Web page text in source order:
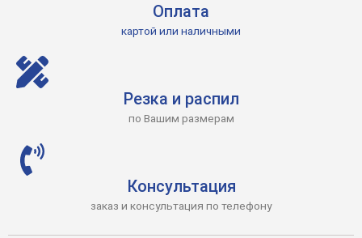
Оплата
картой или наличными
Резка и распил
по Вашим размерам
Консультация
заказ и консультация по телефону